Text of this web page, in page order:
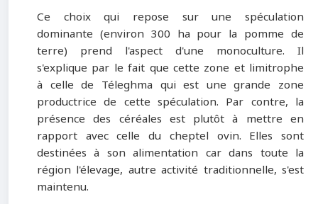
Ce choix qui repose sur une spéculation
dominante (environ 300 ha pour la pomme de
terre) prend l'aspect d'une monoculture. Il
s'explique par le fait que cette zone et limitrophe
à celle de Téleghma qui est une grande zone
productrice de cette spéculation. Par contre, la
présence des céréales est plutôt à mettre en
rapport avec celle du cheptel ovin. Elles sont
destinées à son alimentation car dans toute la
région l'élevage, autre activité traditionnelle, s'est
maintenu.